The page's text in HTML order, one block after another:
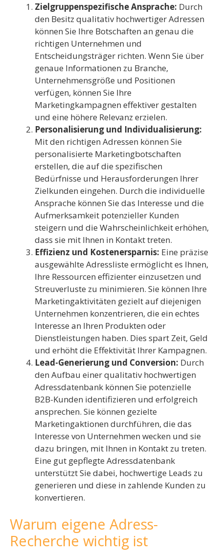
Zielgruppenspezifische Ansprache: Durch
den Besitz qualitativ hochwertiger Adressen
können Sie Ihre Botschaften an genau die
richtigen Unternehmen und
Entscheidungsträger richten. Wenn Sie über
genaue Informationen zu Branche,
Unternehmensgröße und Positionen
verfügen, können Sie Ihre
Marketingkampagnen effektiver gestalten
und eine höhere Relevanz erzielen.
Personalisierung und Individualisierung:
Mit den richtigen Adressen können Sie
personalisierte Marketingbotschaften
erstellen, die auf die spezifischen
Bedürfnisse und Herausforderungen Ihrer
Zielkunden eingehen. Durch die individuelle
Ansprache können Sie das Interesse und die
Aufmerksamkeit potenzieller Kunden
steigern und die Wahrscheinlichkeit erhöhen,
dass sie mit Ihnen in Kontakt treten.
Effizienz und Kostenersparnis: Eine präzise
ausgewählte Adressliste ermöglicht es Ihnen,
Ihre Ressourcen effizienter einzusetzen und
Streuverluste zu minimieren. Sie können Ihre
Marketingaktivitäten gezielt auf diejenigen
Unternehmen konzentrieren, die ein echtes
Interesse an Ihren Produkten oder
Dienstleistungen haben. Dies spart Zeit, Geld
und erhöht die Effektivität Ihrer Kampagnen.
Lead-Generierung und Conversion: Durch
den Aufbau einer qualitativ hochwertigen
Adressdatenbank können Sie potenzielle
B2B-Kunden identifizieren und erfolgreich
ansprechen. Sie können gezielte
Marketingaktionen durchführen, die das
Interesse von Unternehmen wecken und sie
dazu bringen, mit Ihnen in Kontakt zu treten.
Eine gut gepflegte Adressdatenbank
unterstützt Sie dabei, hochwertige Leads zu
generieren und diese in zahlende Kunden zu
konvertieren.
Warum eigene Adress-
Recherche wichtig ist